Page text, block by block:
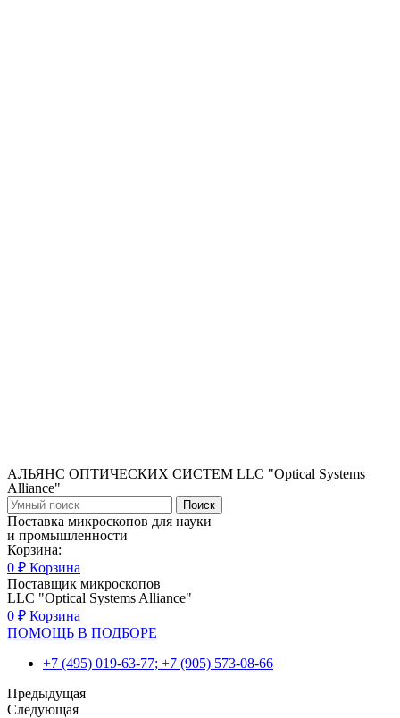
АЛЬЯНС ОПТИЧЕСКИХ СИСТЕМ LLC "Optical Systems
Alliance"
Поиск
Поставка микроскопов для науки
и промышленности
Корзина:
0 ₽ Корзина
Поставщик микроскопов
LLC "Optical Systems Alliance"
0 ₽ Корзина
ПОМОЩЬ В ПОДБОРЕ
+7 (495) 019-63-77; +7 (905) 573-08-66
Предыдущая
Следующая